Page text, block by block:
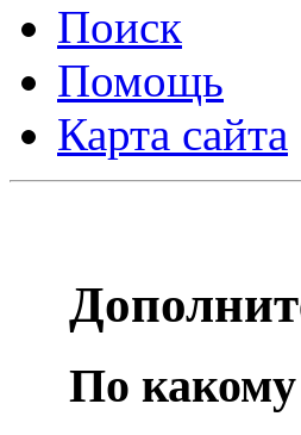
Поиск
Помощь
Карта сайта
По какому